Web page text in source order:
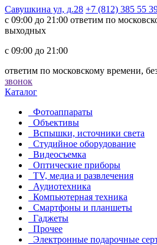
Савушкина ул, д.28 +7 (812) 385 55
c 09:00 до 21:00 ответим по
выходных
c 09:00 до 21:00
ответим по московскому времени,
звонок
Каталог
Фотоаппараты
Объективы
Вспышки, источники света
Студийное оборудование
Видеосъемка
Оптические приборы
TV, медиа и развлечения
Аудиотехника
Компьютерная техника
Смартфоны и планшеты
Гаджеты
Прочее
Электронные подарочные